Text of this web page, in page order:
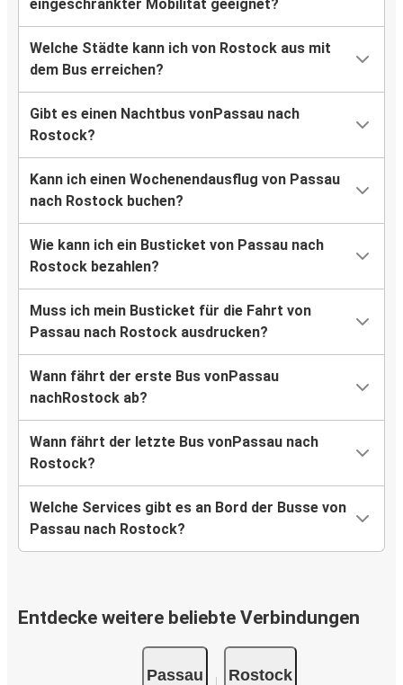
eingeschränkter Mobilität geeignet?
Welche Städte kann ich von Rostock aus mit
dem Bus erreichen?
Gibt es einen Nachtbus vonPassau nach
Rostock?
Kann ich einen Wochenendausflug von Passau
nach Rostock buchen?
Wie kann ich ein Busticket von Passau nach
Rostock bezahlen?
Muss ich mein Busticket für die Fahrt von
Passau nach Rostock ausdrucken?
Wann fährt der erste Bus vonPassau
nachRostock ab?
Wann fährt der letzte Bus vonPassau nach
Rostock?
Welche Services gibt es an Bord der Busse von
Passau nach Rostock?
Entdecke weitere beliebte Verbindungen
Passau Rostock